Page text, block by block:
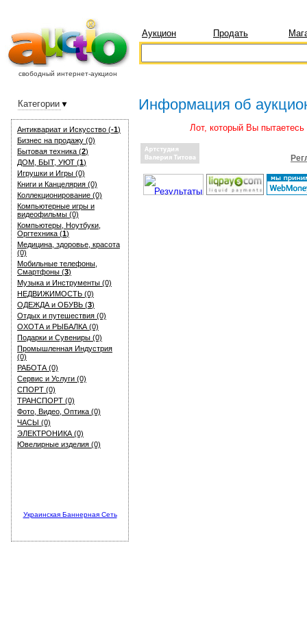
свободный интернет-аукцион
Аукцион Продать
Антиквариат и Искуcство (-1)
Бизнес на продажу (0)
Бытовая техника (2)
ДОМ, БЫТ, УЮТ (1)
Игрушки и Игры (0)
Книги и Канцелярия (0)
Коллекционирование (0)
Компьютерные игры и
видеофильмы (0)
Компьютеры, Ноутбуки,
Оргтехника (1)
Медицина, здоровье, красота
(0)
Мобильные телефоны,
Смартфоны (3)
Музыка и Инструменты (0)
НЕДВИЖИМОСТЬ (0)
ОДЕЖДА и ОБУВЬ (3)
Отдых и путешествия (0)
ОХОТА и РЫБАЛКА (0)
Подарки и Сувениры (0)
Промышленная Индустрия
(0)
РАБОТА (0)
Сервис и Услуги (0)
СПОРТ (0)
ТРАНСПОРТ (0)
Фото, Видео, Оптика (0)
ЧАСЫ (0)
ЭЛЕКТРОНИКА (0)
Ювелирные изделия (0)
Украинская Баннерная Сеть
Категории Информация об
Лот, который Вы